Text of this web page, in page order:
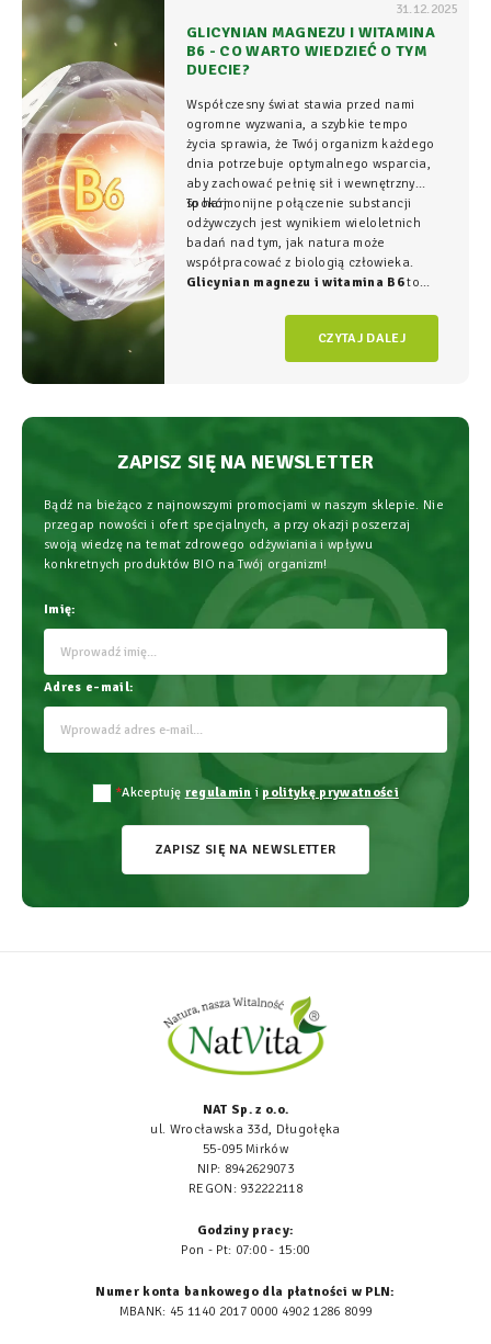
31.12.2025
GLICYNIAN MAGNEZU I WITAMINA
B6 - CO WARTO WIEDZIEĆ O TYM
DUECIE?
Współczesny świat stawia przed nami
ogromne wyzwania, a szybkie tempo
życia sprawia, że Twój organizm każdego
dnia potrzebuje optymalnego wsparcia,
aby zachować pełnię sił i wewnętrzny
spokój.
To harmonijne połączenie substancji
odżywczych jest wynikiem wieloletnich
badań nad tym, jak natura może
współpracować z biologią człowieka.
Glicynian magnezu i witamina B6to
fundament świadomego wspierania
organizmu, łączący wysoką skuteczność z
najwyższym bezpieczeństwem
CZYTAJ DALEJ
ZAPISZ SIĘ NA NEWSLETTER
Bądź na bieżąco z najnowszymi promocjami w naszym sklepie. Nie
przegap nowości i ofert specjalnych, a przy okazji poszerzaj
swoją wiedzę na temat zdrowego odżywiania i wpływu
konkretnych produktów BIO na Twój organizm!
Imię:
Adres e-mail:
*Akceptuję regulamin i politykę prywatności
ZAPISZ SIĘ NA NEWSLETTER
NAT Sp. z o.o.
ul. Wrocławska 33d, Długołęka
55-095 Mirków
NIP: 8942629073
REGON: 932222118
Godziny pracy:
Pon - Pt: 07:00 - 15:00
Numer konta bankowego dla płatności w PLN:
MBANK: 45 1140 2017 0000 4902 1286 8099